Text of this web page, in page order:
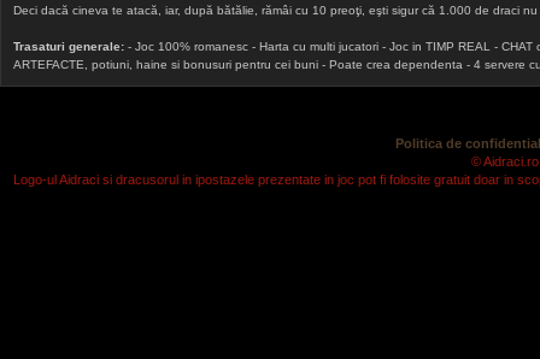
Deci dacă cineva te atacă, iar, după bătălie, rămâi cu 10 preoţi, eşti sigur că 1.000 de draci
Trasaturi generale: - Joc 100% romanesc - Harta cu multi jucatori - Joc in TIMP REAL -
ARTEFACTE, potiuni, haine si bonusuri pentru cei buni - Poate crea dependenta - 4 servere
Politica de
©
Logo-ul Aidraci si dracusorul in ipostazele prezentate in joc pot fi folosite gratuit doar in